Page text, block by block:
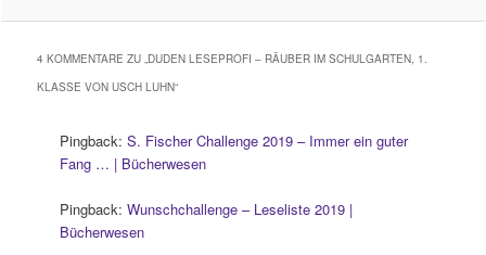
4 KOMMENTARE ZU „DUDEN LESEPROFI – RÄUBER IM SCHULGARTEN, 1.
KLASSE VON USCH LUHN“
Pingback:S. Fischer Challenge 2019 – Immer ein guter
Fang … | Bücherwesen
Pingback:Wunschchallenge – Leseliste 2019 |
Bücherwesen